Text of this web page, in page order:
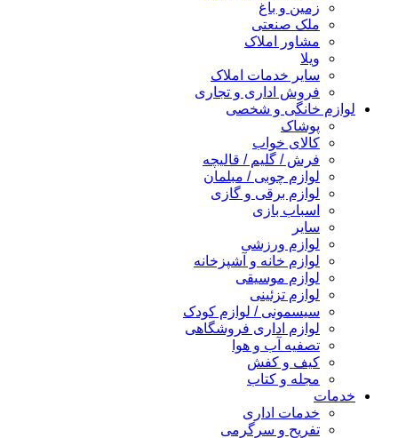
زمین و باغ
ملک صنعتی
مشاور املاک
ویلا
سایر خدمات املاک
فروش اداری و تجاری
لوازم خانگی و شخصی
پوشاک
کالای خواب
فرش / گلیم / قالیچه
لوازم چوبی / مبلمان
لوازم برقی و گازی
اسباب بازی
سایر
لوازم ورزشی
لوازم خانه و آشپزخانه
لوازم موسیقی
لوازم تزئینی
سیسمونی / لوازم کودک
لوازم اداری فروشگاهی
تصفیه آب و هوا
کیف و کفش
مجله و کتاب
خدمات
خدمات اداری
تفریح و سرگرمی